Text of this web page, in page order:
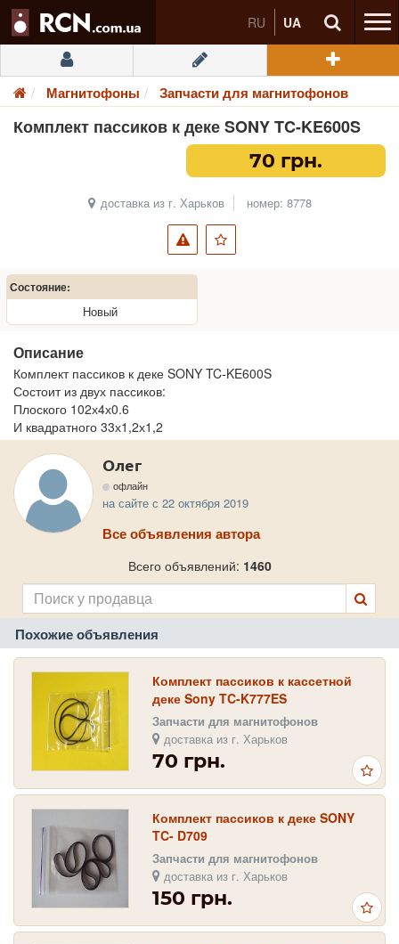
RU UA
Магнитофоны Запчасти для магнитофонов
Комплект пассиков к деке SONY TC-KE600S
70 грн.
доставка из г. Харьков номер: 8778
Состояние:
Новый
Описание
Комплект пассиков к деке SONY TC-KE600S
Состоит из двух пассиков:
Плоского 102х4х0.6
И квадратного 33х1,2х1,2
Олег
офлайн
на сайте с 22 октября 2019
Все объявления автора
Всего объявлений: 1460
Похожие объявления
Комплект пассиков к кассетной
деке Sony TC-K777ES
Запчасти для магнитофонов
доставка из г. Харьков
70 грн.
Комплект пассиков к деке SONY
TC- D709
Запчасти для магнитофонов
доставка из г. Харьков
150 грн.